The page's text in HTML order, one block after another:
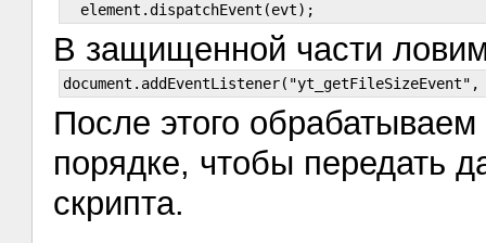
В защищенной части
После этого
порядке, чтобы передать
скрипта.